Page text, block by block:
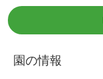
園の情報